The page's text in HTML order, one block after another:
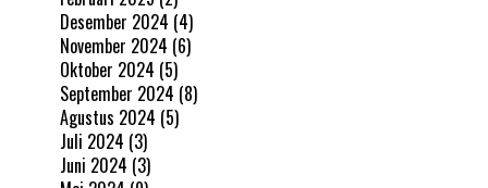
Desember 2024 (4)
November 2024 (6)
Oktober 2024 (5)
September 2024 (8)
Agustus 2024 (5)
Juli 2024 (3)
Juni 2024 (3)